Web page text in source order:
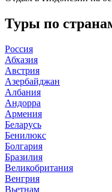
Туры по
Россия
Абхазия
Австрия
Азербайджан
Албания
Андорра
Армения
Беларусь
Бенилюкс
Болгария
Бразилия
Великобритания
Венгрия
Вьетнам